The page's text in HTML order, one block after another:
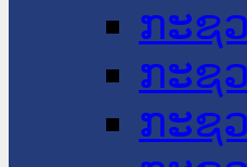
ກະຊ
ກະຊ
ກະຊ